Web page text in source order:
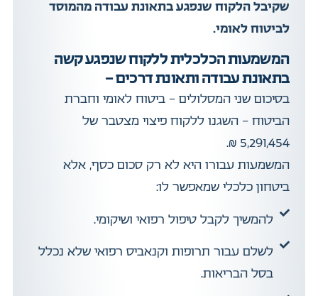
שקיבל הלקוח שנפגע בתאונת עבודה מהמוסד
לביטוח לאומי.
המשמעות הכלכלית ללקוח שנפגע קשה
בתאונת עבודה ותאונת דרכים -
בסיכום שני המסלולים – ביטוח לאומי וחברת
הביטוח – השגנו ללקוח פיצוי מצטבר של
5,291,454 ₪.
המשמעות עבורו היא לא רק סכום כסף, אלא
ביטחון כלכלי שמאפשר לו:
להמשיך לקבל טיפול רפואי ושיקומי.
לשלם עבור תרופות וקנאביס רפואי שלא נכלל
בסל הבריאות.